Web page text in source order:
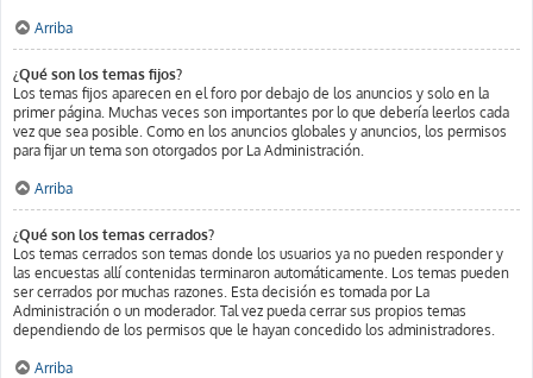
Arriba
¿Qué son los temas fijos?
Los temas fijos aparecen en el foro por debajo de los anuncios y solo en la
primer página. Muchas veces son importantes por lo que debería leerlos cada
vez que sea posible. Como en los anuncios globales y anuncios, los permisos
para fijar un tema son otorgados por La Administración.
Arriba
¿Qué son los temas cerrados?
Los temas cerrados son temas donde los usuarios ya no pueden responder y
las encuestas allí contenidas terminaron automáticamente. Los temas pueden
ser cerrados por muchas razones. Esta decisión es tomada por La
Administración o un moderador. Tal vez pueda cerrar sus propios temas
dependiendo de los permisos que le hayan concedido los administradores.
Arriba